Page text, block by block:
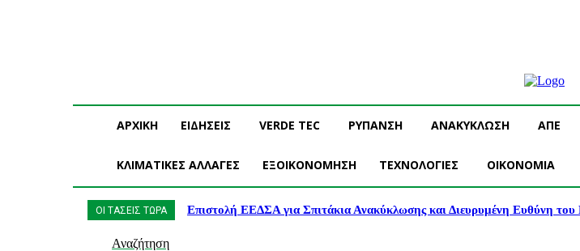
ΑΡΧΙΚΗ ΕΙΔΗΣΕΙΣ VERDE TEC ΡΥΠΑΝΣΗ ΑΝΑΚΥΚΛΩΣΗ ΑΠΕ
ΚΛΙΜΑΤΙΚΕΣ ΑΛΛΑΓΕΣ ΕΞΟΙΚΟΝΟΜΗΣΗ ΤΕΧΝΟΛΟΓΙΕΣ OIKONOMIA
ΟΙ ΤΑΣΕΙΣ ΤΩΡΑ Επιστολή ΕΕΔΣΑ για Σπιτάκια Ανακύκλωσης και Διευρυμένη Ευθύνη
Αναζήτηση